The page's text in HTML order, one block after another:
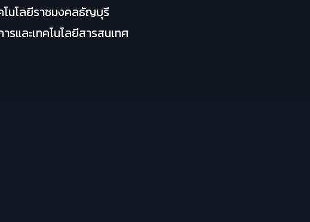
โนโลยีราชมงคลธัญบุรี
และเทคโนโลยีสารสนเทศ